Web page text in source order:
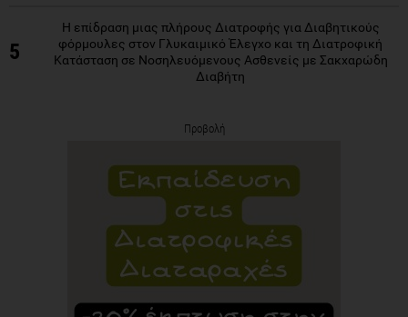
5
Η επίδραση μιας πλήρους Διατροφής για Διαβητικούς
φόρμουλες στον Γλυκαιμικό Έλεγχο και τη Διατροφική
Κατάσταση σε Νοσηλευόμενους Ασθενείς με Σακχαρώδη
Διαβήτη
Προβολή